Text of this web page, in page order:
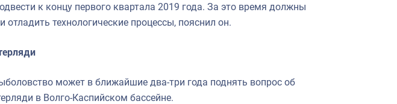
к концу первого квартала 2019 года. За это время должны
технологические процессы, пояснил он.
может в ближайшие два-три года поднять вопрос об
в Волго-Каспийском бассейне.